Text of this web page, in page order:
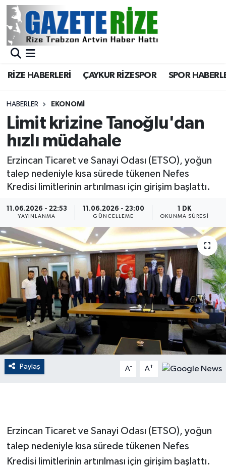
RİZE HABERLERİ ÇAYKUR RİZESPOR SPOR
HABERLER EKONOMİ
Limit krizine Tanoğlu'dan
hızlı müdahale
Erzincan Ticaret ve Sanayi Odası (ETSO), yoğun
talep nedeniyle kısa sürede tükenen Nefes
Kredisi limitlerinin artırılması için girişim başlattı.
11.06.2026 - 22:53
YAYINLANMA
11.06.2026 - 23:00
GÜNCELLEME
1 DK
OKUNMA SÜRESI
Paylaş A- A+
Erzincan Ticaret ve Sanayi Odası (ETSO), yoğun
talep nedeniyle kısa sürede tükenen Nefes
Kredisi limitlerinin artırılması için girişim başlattı.
BÖLGEMİZ
Asayiş
Rize Jandarma Komutanlığı
Bilim Teknoloji
Canlı Maç
ÇEVRE
Dış Haberler
Dünya
EĞİTİM
EKONOMİ
English News
Flaş Haber
Gayrimenkul
Merkez Nöbetçi Eczaneler
Merkez Trafik Yoğunluk Haritası
Süper Lig Puan Durumu ve Fikstür
Tüm Manşetler